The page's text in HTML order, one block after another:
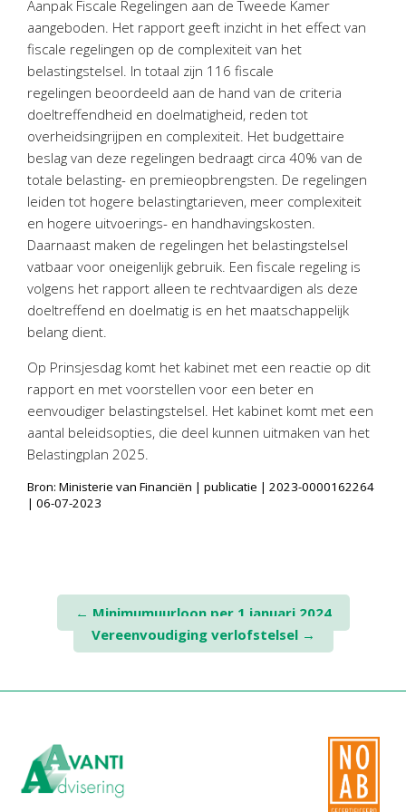
Personeel & Organisatie
Bedrijfseconomisch advies
Belastingadvies Purmerend
Online boekhouden
Nieuws&informatie
Nieuwsbrief
Nieuwsoverzicht
Handige links
Downloads
Contact
AvantiOnline
Twinfield – Boekhouden
BaseCone – Facturen
Klantenportaal – Online dossiers
Aanpak Fiscale Regelingen aan de Tweede Kamer
aangeboden. Het rapport geeft inzicht in het effect van
fiscale regelingen op de complexiteit van het
belastingstelsel. In totaal zijn 116 fiscale
regelingen beoordeeld aan de hand van de criteria
doeltreffendheid en doelmatigheid, reden tot
overheidsingrijpen en complexiteit. Het budgettaire
beslag van deze regelingen bedraagt circa 40% van de
totale belasting- en premieopbrengsten. De regelingen
leiden tot hogere belastingtarieven, meer complexiteit
en hogere uitvoerings- en handhavingskosten.
Daarnaast maken de regelingen het belastingstelsel
vatbaar voor oneigenlijk gebruik. Een fiscale regeling is
volgens het rapport alleen te rechtvaardigen als deze
doeltreffend en doelmatig is en het maatschappelijk
belang dient.
Op Prinsjesdag komt het kabinet met een reactie op dit
rapport en met voorstellen voor een beter en
eenvoudiger belastingstelsel. Het kabinet komt met een
aantal beleidsopties, die deel kunnen uitmaken van het
Belastingplan 2025.
Bron: Ministerie van Financiën | publicatie | 2023-0000162264
| 06-07-2023
navigation
← Minimumuurloon per 1 januari 2024
Vereenvoudiging verlofstelsel →